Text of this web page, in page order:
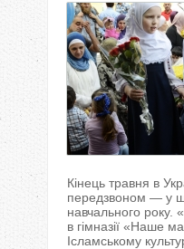
Кінець травня в
передзвоном — у
навчального року.
в гімназії «Наше
Ісламському